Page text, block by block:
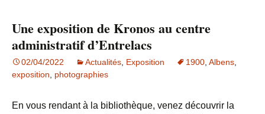
Une exposition de Kronos au centre
administratif d’Entrelacs
02/04/2022 Actualités Exposition 1900 Albens
exposition
photographies
En vous rendant à la bibliothèque, venez découvrir la